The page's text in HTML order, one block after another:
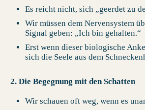
Es reicht nicht, sich „geerdet zu
Wir müssen dem Nervensystem
Signal geben: „Ich bin gehalten.“
Erst wenn dieser biologische
sich die Seele aus dem
2. Die Begegnung mit den Schatten
Wir schauen oft weg, wenn es